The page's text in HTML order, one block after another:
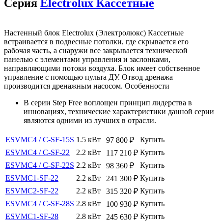
Серия Electrolux Кассетные
Настенный блок Electrolux (Электролюкс) Кассетные
встраивается в подвесные потолки, где скрывается его
рабочая часть, а снаружи все закрывается технической
панелью с элементами управления и заслонками,
направляющими потоки воздуха. Блок имеет собственное
управление с помощью пульта ДУ. Отвод дренажа
производится дренажным насосом. Особенности
В серии Step Free воплощен принцип лидерства в
инновациях, технические характеристики данной серии
являются одними из лучших в отрасли.
ESVMC4 / C-SF-15S 1.5 кВт 97 800 ₽
Купить
ESVMC4 / С-SF-22
2.2 кВт 117 210 ₽ Купить
ESVMC4 / C-SF-22S 2.2 кВт 98 360 ₽
Купить
ESVMC1-SF-22
2.2 кВт 241 300 ₽ Купить
ESVMC2-SF-22
2.2 кВт 315 320 ₽ Купить
ESVMC4 / C-SF-28S 2.8 кВт 100 930 ₽ Купить
ESVMC1-SF-28
2.8 кВт 245 630 ₽ Купить